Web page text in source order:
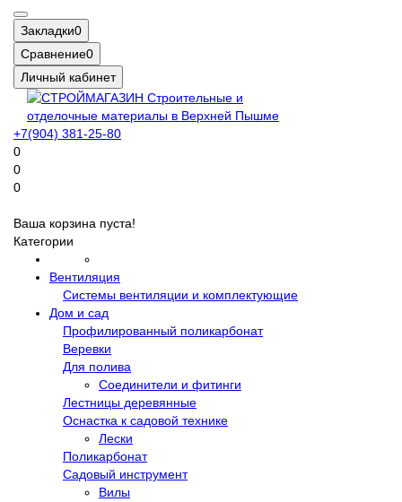
Закладки0
Сравнение0
Личный кабинет
+7(904) 381-25-80
0
0
0
Ваша корзина пуста!
Категории
Вентиляция
Системы вентиляции и комплектующие
Дом и сад
Профилированный поликарбонат
Веревки
Для полива
Соединители и фитинги
Лестницы деревянные
Оснастка к садовой технике
Лески
Поликарбонат
Садовый инструмент
Вилы